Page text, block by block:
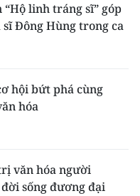
linh tráng sĩ” góp
sĩ Đông Hùng trong ca
hội bứt phá cùng
hóa
văn hóa người
sống đương đại